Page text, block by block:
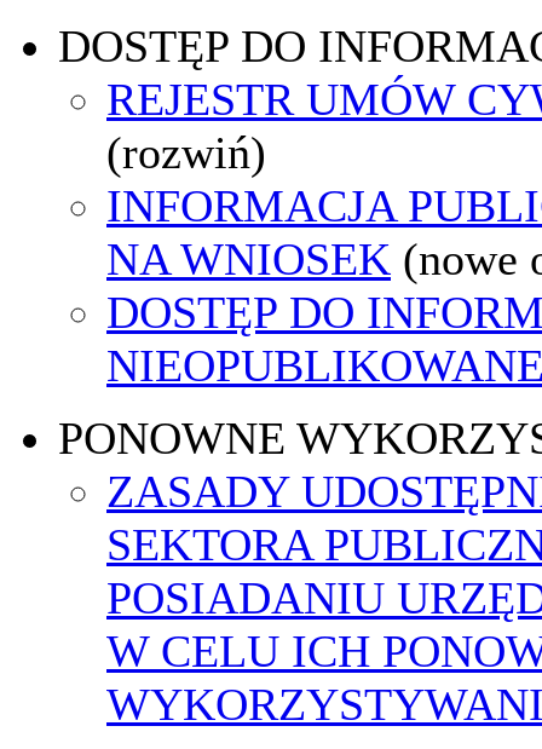
DOSTĘP DO
REJESTR UMÓW
(rozwiń)
INFORMACJA
NA WNIOSEK (nowe
DOSTĘP DO
PONOWNE
ZASADY
SEKTORA
POSIADANIU
W CELU ICH